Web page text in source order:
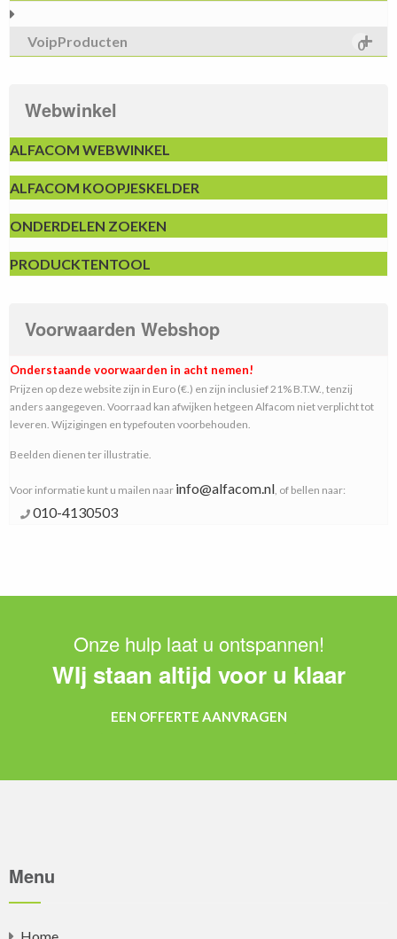
VoipProducten 0
Webwinkel
ALFACOM WEBWINKEL
ALFACOM KOOPJESKELDER
ONDERDELEN ZOEKEN
PRODUCKTENTOOL
Voorwaarden Webshop
Onderstaande voorwaarden in acht nemen!
Prijzen op deze website zijn in Euro (€.) en zijn inclusief 21% B.T.W., tenzij
anders aangegeven. Voorraad kan afwijken hetgeen Alfacom niet verplicht tot
leveren. Wijzigingen en typefouten voorbehouden.
Beelden dienen ter illustratie.
Voor informatie kunt u mailen naar info@alfacom.nl, of bellen naar:
010-4130503
Onze hulp laat u ontspannen!
WIj staan altijd voor u klaar
EEN OFFERTE AANVRAGEN
Menu